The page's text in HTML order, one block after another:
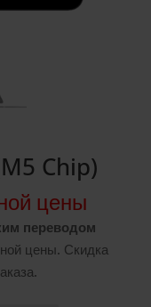
Chip)
цены
переводом
цены. Скидка